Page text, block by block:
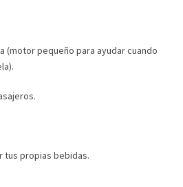
(motor pequeño para ayudar cuando
tus propias bebidas.